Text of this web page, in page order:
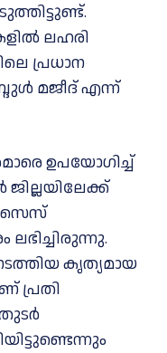
ലഹരി
പ്രധാന
മജീദ് എന്ന്
ഉപയോഗിച്ച്
കൃത്യമായ
പ്രതി